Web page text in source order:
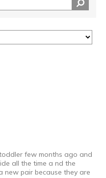
few months ago and
all the time a nd the
new pair because they are